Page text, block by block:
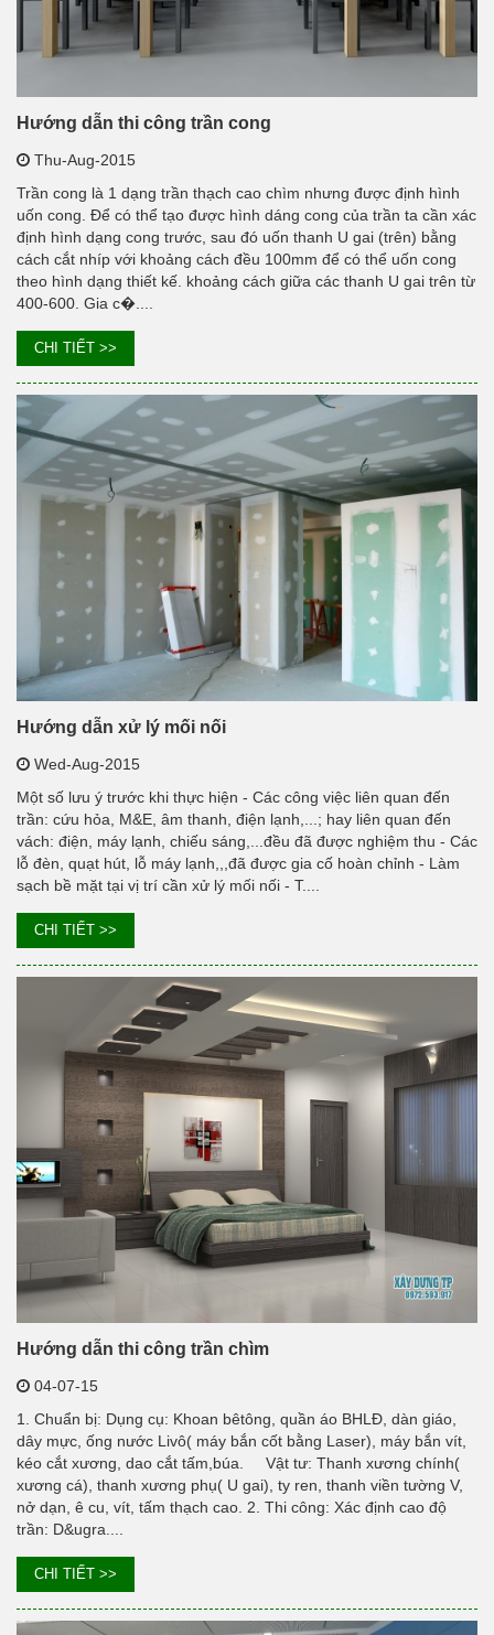
Hướng dẫn thi công trần cong
Thu-Aug-2015
Trần cong là 1 dạng trần thạch cao chìm nhưng được định hình
uốn cong. Để có thể tạo được hình dáng cong của trần ta cần xác
định hình dạng cong trước, sau đó uốn thanh U gai (trên) bằng
cách cắt nhíp với khoảng cách đều 100mm để có thể uốn cong
theo hình dạng thiết kế. khoảng cách giữa các thanh U gai trên từ
400-600. Gia c�....
CHI TIẾT >>
Hướng dẫn xử lý mối nối
Wed-Aug-2015
Một số lưu ý trước khi thực hiện - Các công việc liên quan đến
trần: cứu hỏa, M&E, âm thanh, điện lạnh,...; hay liên quan đến
vách: điện, máy lạnh, chiếu sáng,...đều đã được nghiệm thu - Các
lỗ đèn, quạt hút, lỗ máy lạnh,,,đã được gia cố hoàn chỉnh - Làm
sạch bề mặt tại vị trí cần xử lý mối nối - T....
CHI TIẾT >>
Hướng dẫn thi công trần chìm
04-07-15
1. Chuẩn bị: Dụng cụ: Khoan bêtông, quần áo BHLĐ, dàn giáo,
dây mực, ống nước Livô( máy bắn cốt bằng Laser), máy bắn vít,
kéo cắt xương, dao cắt tấm,búa. Vật tư: Thanh xương chính(
xương cá), thanh xương phụ( U gai), ty ren, thanh viền tường V,
nở dạn, ê cu, vít, tấm thạch cao. 2. Thi công: Xác định cao độ
trần: D&ugra....
CHI TIẾT >>